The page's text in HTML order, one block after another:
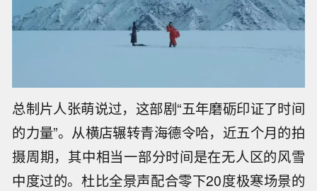
总制片人张萌说过，这部剧“五年磨砺印证了时间
的力量”。从横店辗转青海德令哈，近五个月的拍
摄周期，其中相当一部分时间是在无人区的风雪
中度过的。杜比全景声配合零下20度极寒场景的